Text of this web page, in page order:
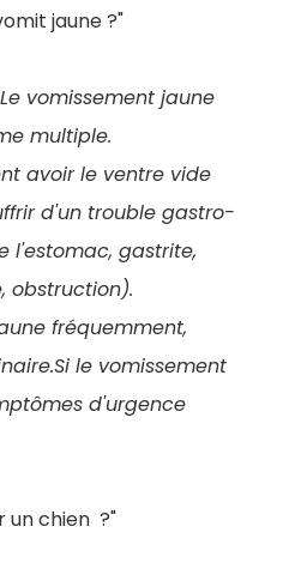
jaune ?"
vomissement jaune
multiple.
avoir le ventre vide
d'un trouble gastro-
l'estomac, gastrite,
obstruction).
fréquemment,
le vomissement
d'urgence
un chien ?"